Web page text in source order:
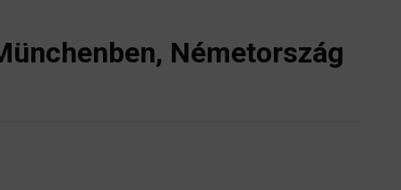
Németország